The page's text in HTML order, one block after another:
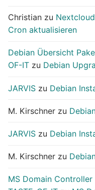
Christian zu
Cron aktualisieren
Debian Übersicht
OF-IT zu Debian
JARVIS zu Debian
M. Kirschner zu
JARVIS zu Debian
M. Kirschner zu
MS Domain